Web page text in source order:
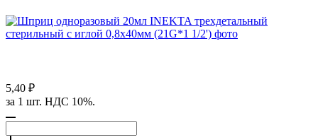
5,40 ₽
за 1 шт. НДС 10%.